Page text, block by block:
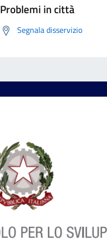
Problemi in città
Segnala disservizio